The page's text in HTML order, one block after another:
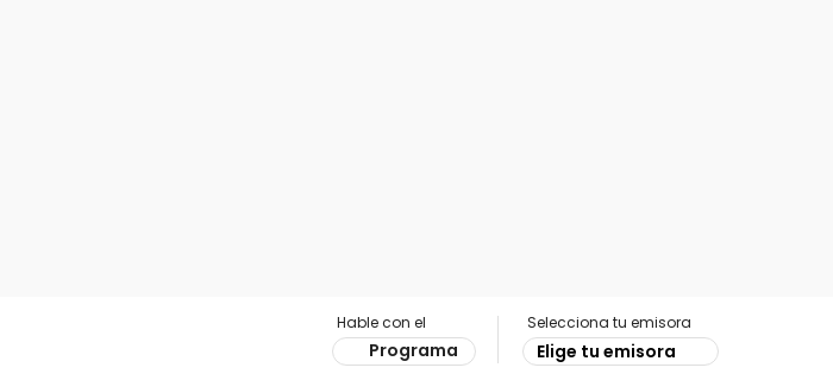
Hable con el
Programa
Selecciona tu emisora
Elige tu emisora